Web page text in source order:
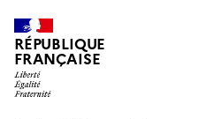
RÉPUBLIQUE
FRANÇAISE